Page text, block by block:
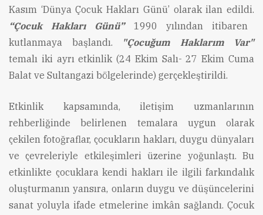
Kasım ‘Dünya Çocuk Hakları Günü’ olarak ilan edildi.
“Çocuk Hakları Günü”
1990 yılından itibaren
kutlanmaya başlandı.
"Çocuğum Haklarım Var"
temalı iki ayrı etkinlik (24 Ekim Salı- 27 Ekim Cuma
Balat ve Sultangazi bölgelerinde) gerçekleştirildi.
Etkinlik kapsamında, iletişim uzmanlarının
rehberliğinde belirlenen temalara uygun olarak
çekilen fotoğraflar, çocukların hakları, duygu dünyaları
ve çevreleriyle etkileşimleri üzerine yoğunlaştı. Bu
etkinlikte çocuklara kendi hakları ile ilgili farkındalık
oluşturmanın yansıra, onların duygu ve düşüncelerini
sanat yoluyla ifade etmelerine imkân sağlandı. Çocuk